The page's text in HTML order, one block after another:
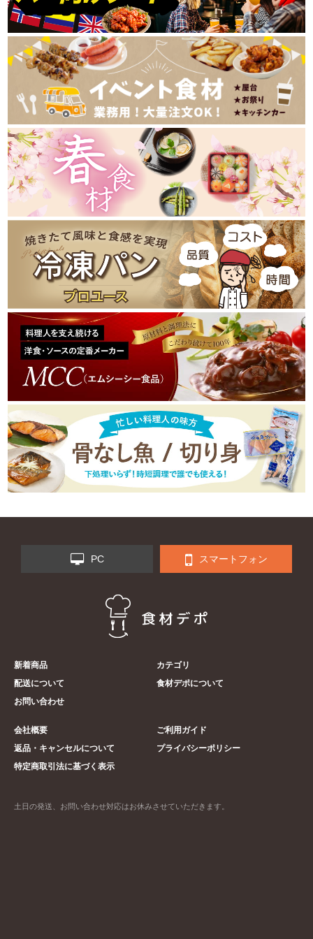
PC スマートフォン
新着商品
カテゴリ
配送について
食材デポについて
お問い合わせ
会社概要
ご利用ガイド
返品・キャンセルについて
プライバシーポリシー
特定商取引法に基づく表示
土日の発送、お問い合わせ対応はお休みさせていただきます。